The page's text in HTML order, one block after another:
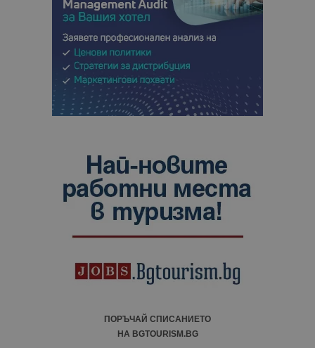
ПОРЪЧАЙ СПИСАНИЕТО
НА BGTOURISM.BG